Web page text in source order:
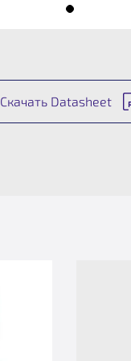
Скачать Datasheet